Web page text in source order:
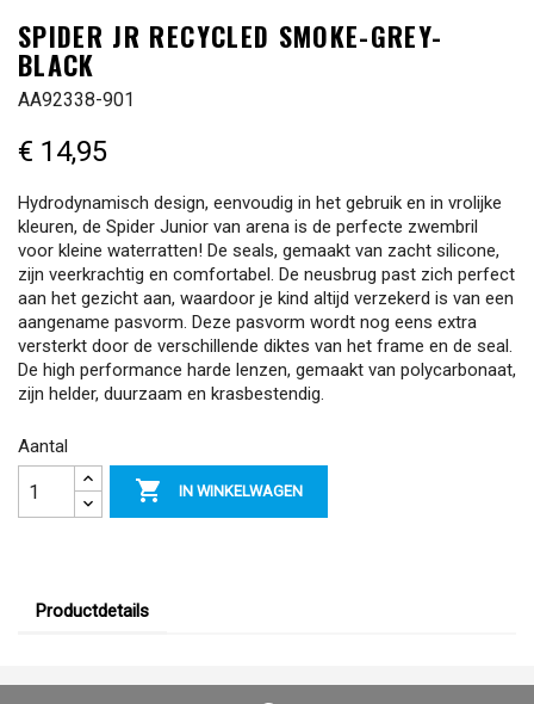
SPIDER JR RECYCLED SMOKE-GREY-
BLACK
AA92338-901
€ 14,95
Hydrodynamisch design, eenvoudig in het gebruik en in vrolijke
kleuren, de Spider Junior van arena is de perfecte zwembril
voor kleine waterratten! De seals, gemaakt van zacht silicone,
zijn veerkrachtig en comfortabel. De neusbrug past zich perfect
aan het gezicht aan, waardoor je kind altijd verzekerd is van een
aangename pasvorm. Deze pasvorm wordt nog eens extra
versterkt door de verschillende diktes van het frame en de seal.
De high performance harde lenzen, gemaakt van polycarbonaat,
zijn helder, duurzaam en krasbestendig.
Aantal
 IN WINKELWAGEN
Productdetails